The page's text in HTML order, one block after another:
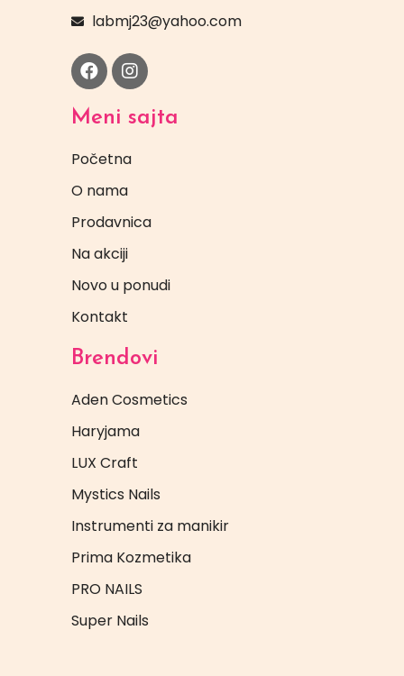
labmj23@yahoo.com
Meni sajta
Početna
O nama
Prodavnica
Na akciji
Novo u ponudi
Kontakt
Brendovi
Aden Cosmetics
Haryjama
LUX Craft
Mystics Nails
Instrumenti za manikir
Prima Kozmetika
PRO NAILS
Super Nails